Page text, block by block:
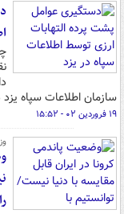
سازمان اطلاعات سپاه
۱۹ فروردین ۰۲ - ۱۵:۵۲